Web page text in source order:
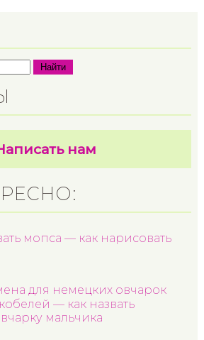
Найти
нам
мопса — как нарисовать
для немецких овчарок
— как назвать
мальчика